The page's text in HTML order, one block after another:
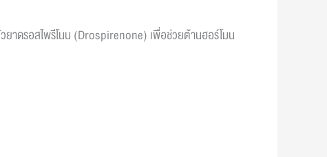
าดรอสไพรีโนน (Drospirenone) เพื่อช่วยต้านฮอร์โมน